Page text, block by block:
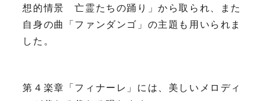
想的情景 亡霊たちの踊り」から取られ、また
自身の曲「ファンダンゴ」の主題も用いられま
した。
第４楽章「フィナーレ」には、美しいメロディ